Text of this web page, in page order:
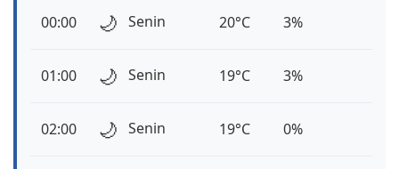
00:00 🌙 Senin 20°C 3%
01:00 🌙 Senin 19°C 3%
02:00 🌙 Senin 19°C 0%